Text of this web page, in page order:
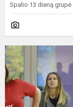
Spalio 13 dieną